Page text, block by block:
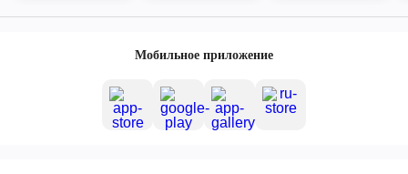
Мобильное приложение